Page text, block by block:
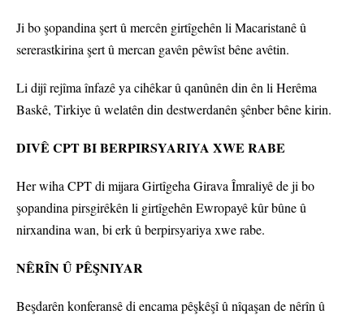
Ji bo şopandina şert û mercên girtîgehên li Macaristanê û
sererastkirina şert û mercan gavên pêwîst bêne avêtin.
Li dijî rejîma înfazê ya cihêkar û qanûnên din ên li Herêma
Baskê, Tirkiye û welatên din destwerdanên şênber bêne kirin.
DIVÊ CPT BI BERPIRSYARIYA XWE RABE
Her wiha CPT di mijara Girtîgeha Girava Îmraliyê de ji bo
şopandina pirsgirêkên li girtîgehên Ewropayê kûr bûne û
nirxandina wan, bi erk û berpirsyariya xwe rabe.
NÊRÎN Û PÊŞNIYAR
Beşdarên konferansê di encama pêşkêşî û nîqaşan de nêrîn û